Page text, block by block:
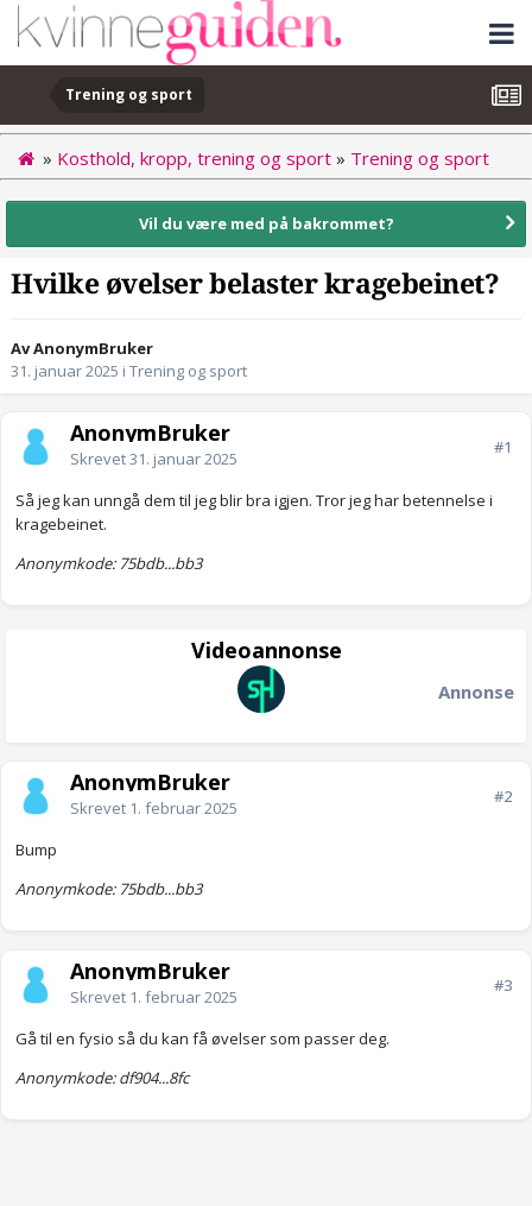
Trening og sport
» Kosthold, kropp, trening og sport » Trening og sport
Vil du være med på bakrommet?
Hvilke øvelser belaster kragebeinet?
Av AnonymBruker
31. januar 2025 i Trening og sport
AnonymBruker
Skrevet31. januar 2025
#1
Så jeg kan unngå dem til jeg blir bra igjen. Tror jeg har betennelse i
kragebeinet.
Anonymkode: 75bdb...bb3
Videoannonse
Annonse
AnonymBruker
Skrevet 1. februar 2025
#2
Bump
Anonymkode: 75bdb...bb3
AnonymBruker
Skrevet 1. februar 2025
#3
Gå til en fysio så du kan få øvelser som passer deg.
Anonymkode: df904...8fc